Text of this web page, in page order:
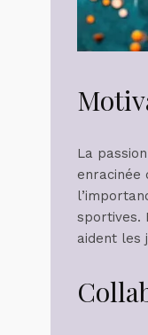
La
enracinée
sportives.
aident les